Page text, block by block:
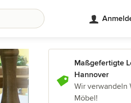
Maßgefertigte
Hannover
Wir verwandeln
Möbel!